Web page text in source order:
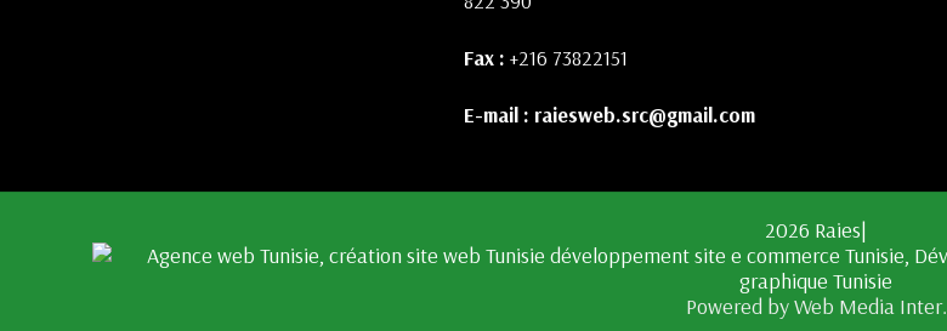
Fax : +216 73822151
E-mail : raiesweb.src@gmail.com
2026 Raies|
Powered by Web Media Inter.